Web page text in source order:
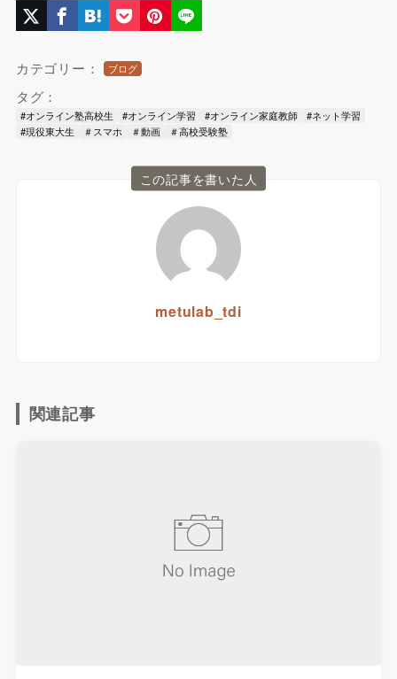
カテゴリー： ブログ
タグ：
#オンライン塾高校生 #オンライン学習 #オンライン家庭教師
#ネット学習
#現役東大生
＃スマホ ＃動画 ＃高校受験塾
この記事を書いた人
metulab_tdi
関連記事